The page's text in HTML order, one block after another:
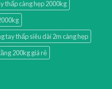
thấp càng hẹp 2000kg
tay thấp siêu dài 2m càng hẹp
200kg giá rẻ